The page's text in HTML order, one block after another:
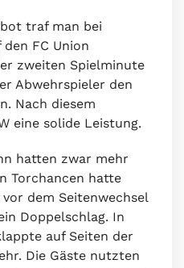
traf man bei
FC Union
zweiten Spielminute
Abwehrspieler den
Nach diesem
eine solide Leistung.
hatten zwar mehr
Torchancen hatte
dem Seitenwechsel
Doppelschlag. In
auf Seiten der
Die Gäste nutzten